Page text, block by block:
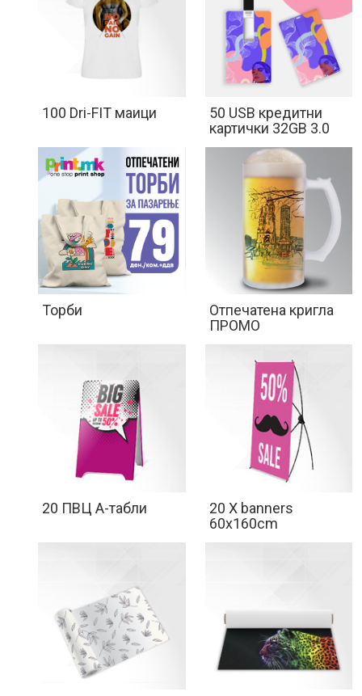
100 Dri-FIT маици
50 USB кредитни
картички 32GB 3.0
Торби
Отпечатена кригла
ПРОМО
20 ПВЦ А-табли
20 X banners
60x160cm